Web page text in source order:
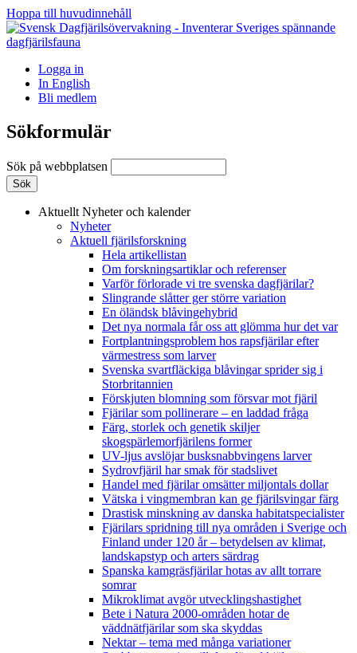
Hoppa till huvudinnehåll
Logga in
In English
Bli medlem
Sökformulär
Sök på webbplatsen
Aktuellt Nyheter och kalender
Nyheter
Aktuell fjärilsforskning
Hela artikellistan
Om forskningsartiklar och referenser
Varför förlorade vi tre svenska dagfjärilar?
Slingrande slåtter ger större variation
En öländsk blåvingehybrid
Det nya normala får oss att glömma hur det var
Fortplantningsproblem hos rapsfjärilar efter
värmestress som larver
Svenska svartfläckiga blåvingar sprider sig i
Storbritannien
Förskjuten blomning som försvar mot fjäril
Fjärilar som pollinerare – en laddad fråga
Färg, storlek och genetik skiljer
skogspärlemorfjärilens former
UV-ljus avslöjar busksnabbvingens larver
Sydrovfjäril har smak för stadslivet
Handel med fjärilar omsätter miljontals dollar
Vätska i vingmembran kan ge fjärilsvingar färg
Drastisk minskning av danska habitatspecialister
Fjärilars spridning till nya områden i Sverige och
Finland under 120 år– betydelsen av klimat,
landskapstyp och arters särdrag
Spanska kamgräsfjärilar hotas av allt torrare
somrar
Mikroklimat avgör utvecklingshastighet
Bete i Natura 2000-områden hotar de
väddnätfjärilar som ska skyddas
Nektar – tema med många variationer